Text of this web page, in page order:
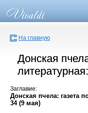
На главную
Донская
Заглавие:
Донская пчела: газета
34 (9 мая)